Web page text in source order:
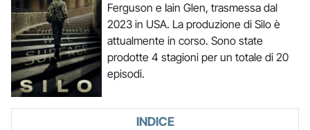
Ferguson e Iain Glen, trasmessa dal
2023 in USA. La produzione di Silo è
attualmente in corso. Sono state
prodotte 4 stagioni per un totale di 20
episodi.
INDICE